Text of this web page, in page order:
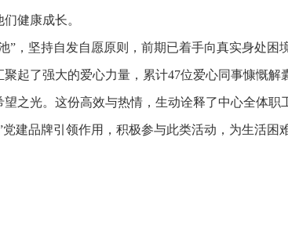
健康成长。
”，坚持自发自愿原则，前期已着手向真实身处
起了强大的爱心力量，累计47位爱心同事慷慨
之光。这份高效与热情，生动诠释了中心全体职
建品牌引领作用，积极参与此类活动，为生活困